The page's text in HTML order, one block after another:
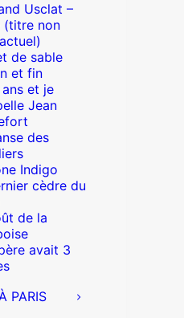
Usclat –
(titre non
de sable
et fin
ans et je
Jean
des
Indigo
cèdre du
de la
avait 3
PARIS